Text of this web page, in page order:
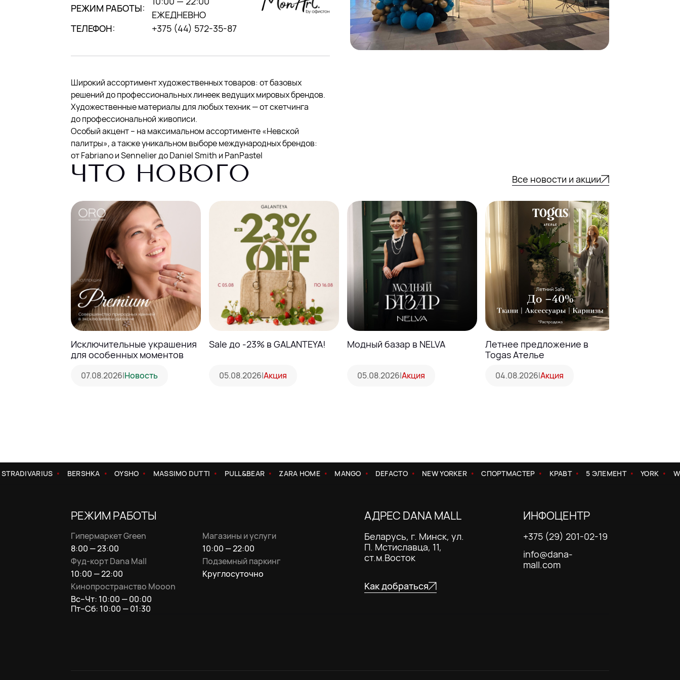
РЕЖИМ РАБОТЫ:
ЕЖЕДНЕВНО
ТЕЛЕФОН:
+375 (44) 572-35-87
Широкий ассортимент художественных товаров: от базовых
решений до профессиональных линеек ведущих мировых брендов.
Художественные материалы для любых техник — от скетчинга
до профессиональной живописи.
Особый акцент – на максимальном ассортименте «Невской
палитры», а также уникальном выборе международных брендов:
от Fabriano и Sennelier до Daniel Smith и PanPastel
ЧТО НОВОГО Все новости и акции
Исключительные украшения
для особенных моментов
07.08.2026|Новость
Sale до -23% в GALANTEYA!
05.08.2026|Акция
Модный базар в NELVA
05.08.2026|Акция
Летнее предложение в
Togas Ателье
04.08.2026|Акция
BERSHKA OYSHO MASSIMO DUTTI PULL&BEAR ZARA HOME MANGO DEFACTO NEW YORKER СПОРТМАСТЕР КРАВТ 5 ЭЛЕМЕНТ YORK WE
РЕЖИМ РАБОТЫ
Гипермаркет Green
8:00 — 23:00
Фуд-корт Dana Mall
10:00 — 22:00
Магазины и услуги
10:00 — 22:00
Подземный паркинг
Круглосуточно
Кинопространство Mooon
Вс–Чт: 10:00 — 00:00
Пт–Сб: 10:00 — 01:30
АДРЕС DANA MALL
Беларусь, г. Минск, ул.
П. Мстиславца, 11,
ст.м.Восток
Как добраться
ИНФОЦЕНТР
+375 (29) 201-02-19
info@dana-
mall.com